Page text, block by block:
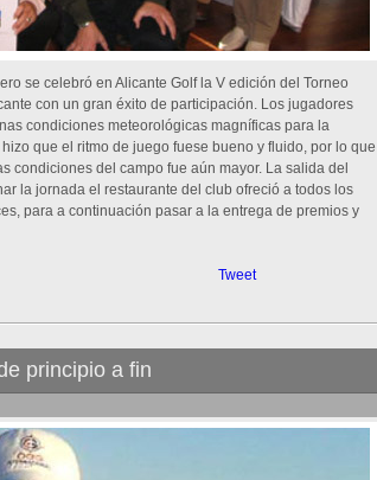
se celebró en Alicante Golf la V edición del Torneo
con un gran éxito de participación. Los jugadores
condiciones meteorológicas magníficas para la
que el ritmo de juego fuese bueno y fluido, por lo que
condiciones del campo fue aún mayor. La salida del
la jornada el restaurante del club ofreció a todos los
para a continuación pasar a la entrega de premios y
Tweet
principio a fin